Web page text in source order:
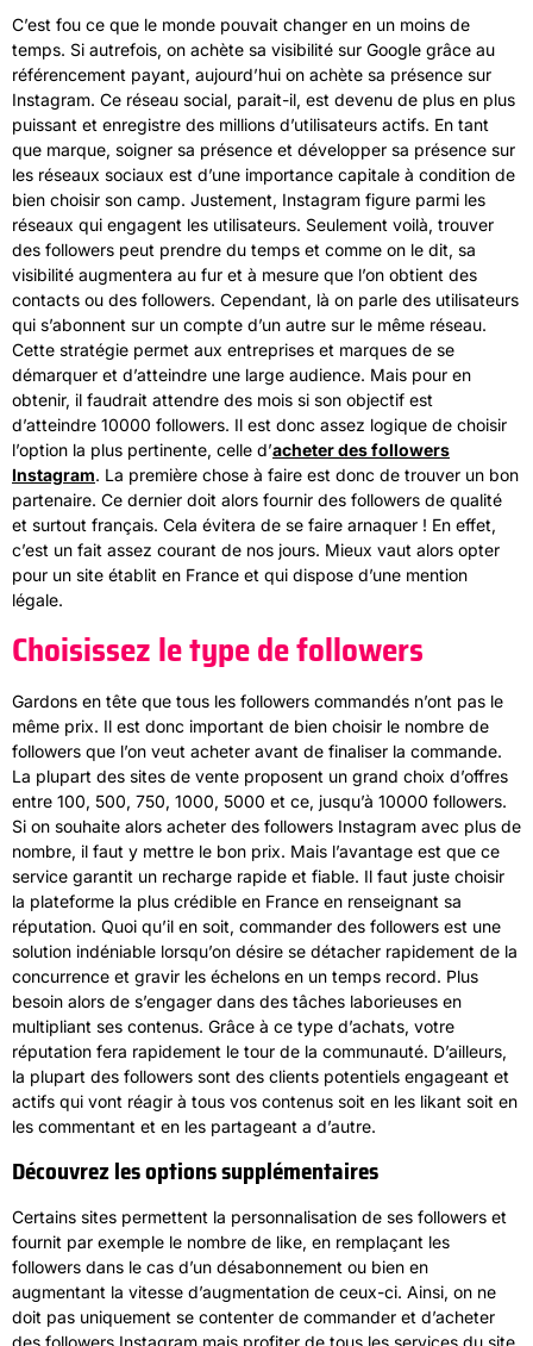
C’est fou ce que le monde pouvait changer en un moins de
temps. Si autrefois, on achète sa visibilité sur Google grâce au
référencement payant, aujourd’hui on achète sa présence sur
Instagram. Ce réseau social, parait-il, est devenu de plus en plus
puissant et enregistre des millions d’utilisateurs actifs. En tant
que marque, soigner sa présence et développer sa présence sur
les réseaux sociaux est d’une importance capitale à condition de
bien choisir son camp. Justement, Instagram figure parmi les
réseaux qui engagent les utilisateurs. Seulement voilà, trouver
des followers peut prendre du temps et comme on le dit, sa
visibilité augmentera au fur et à mesure que l’on obtient des
contacts ou des followers. Cependant, là on parle des utilisateurs
qui s’abonnent sur un compte d’un autre sur le même réseau.
Cette stratégie permet aux entreprises et marques de se
démarquer et d’atteindre une large audience. Mais pour en
obtenir, il faudrait attendre des mois si son objectif est
d’atteindre 10000 followers. Il est donc assez logique de choisir
l’option la plus pertinente, celle d’acheter des followers
Instagram. La première chose à faire est donc de trouver un bon
partenaire. Ce dernier doit alors fournir des followers de qualité
et surtout français. Cela évitera de se faire arnaquer ! En effet,
c’est un fait assez courant de nos jours. Mieux vaut alors opter
pour un site établit en France et qui dispose d’une mention
légale.
Choisissez le type de followers
Gardons en tête que tous les followers commandés n’ont pas le
même prix. Il est donc important de bien choisir le nombre de
followers que l’on veut acheter avant de finaliser la commande.
La plupart des sites de vente proposent un grand choix d’offres
entre 100, 500, 750, 1000, 5000 et ce, jusqu’à 10000 followers.
Si on souhaite alors acheter des followers Instagram avec plus de
nombre, il faut y mettre le bon prix. Mais l’avantage est que ce
service garantit un recharge rapide et fiable. Il faut juste choisir
la plateforme la plus crédible en France en renseignant sa
réputation. Quoi qu’il en soit, commander des followers est une
solution indéniable lorsqu’on désire se détacher rapidement de la
concurrence et gravir les échelons en un temps record. Plus
besoin alors de s’engager dans des tâches laborieuses en
multipliant ses contenus. Grâce à ce type d’achats, votre
réputation fera rapidement le tour de la communauté. D’ailleurs,
la plupart des followers sont des clients potentiels engageant et
actifs qui vont réagir à tous vos contenus soit en les likant soit en
les commentant et en les partageant a d’autre.
Découvrez les options supplémentaires
Certains sites permettent la personnalisation de ses followers et
fournit par exemple le nombre de like, en remplaçant les
followers dans le cas d’un désabonnement ou bien en
augmentant la vitesse d’augmentation de ceux-ci. Ainsi, on ne
doit pas uniquement se contenter de commander et d’acheter
des followers Instagram mais profiter de tous les services du site